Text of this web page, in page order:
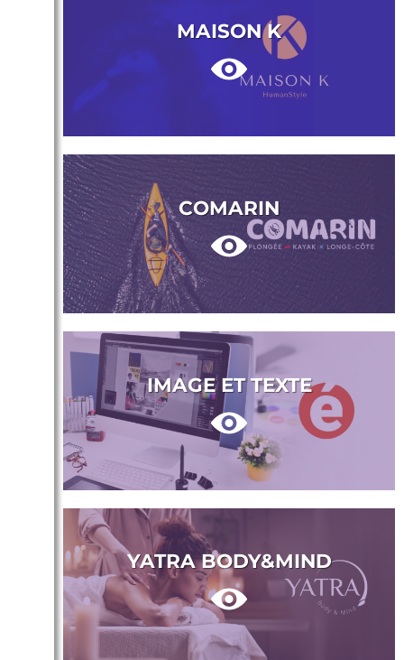
MAISON K
COMARIN
IMAGE ET TEXTE
YATRA BODY&MIND